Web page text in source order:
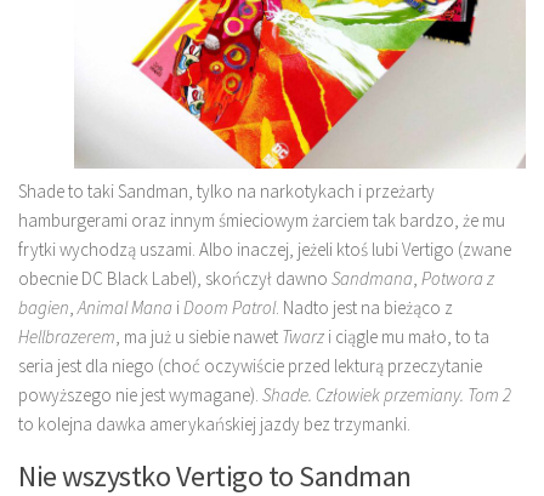
Shade to taki Sandman, tylko na narkotykach i przeżarty
hamburgerami oraz innym śmieciowym żarciem tak bardzo, że mu
frytki wychodzą uszami. Albo inaczej, jeżeli ktoś lubi Vertigo (zwane
obecnie DC Black Label), skończył dawno Sandmana, Potwora z
bagien,Animal Mana iDoom Patrol. Nadto jest na bieżąco z
Hellbrazerem, ma już u siebie nawet Twarz i ciągle mu mało, to ta
seria jest dla niego (choć oczywiście przed lekturą przeczytanie
powyższego nie jest wymagane). Shade. Człowiek przemiany. Tom 2
to kolejna dawka amerykańskiej jazdy bez trzymanki.
Nie wszystko Vertigo to Sandman